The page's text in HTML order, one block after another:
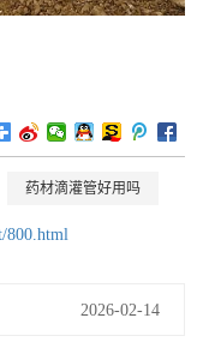
药材滴灌管好用吗
800.html
2026-02-14